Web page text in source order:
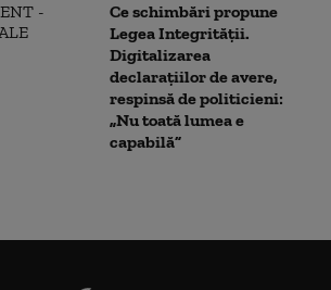
Ce schimbări propune
Legea Integrității.
Digitalizarea
declarațiilor de avere,
respinsă de politicieni:
„Nu toată lumea e
capabilă”